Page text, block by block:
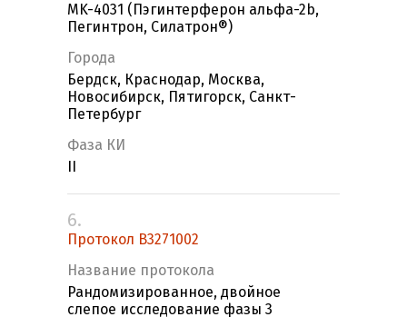
MK-4031 (Пэгинтерферон альфа-2b,
Пегинтрон, Силатрон®)
Города
Бердск, Краснодар, Москва,
Новосибирск, Пятигорск, Санкт-
Петербург
Фаза КИ
6.
Протокол B3271002
Название протокола
Рандомизированное, двойное
слепое исследование фазы 3